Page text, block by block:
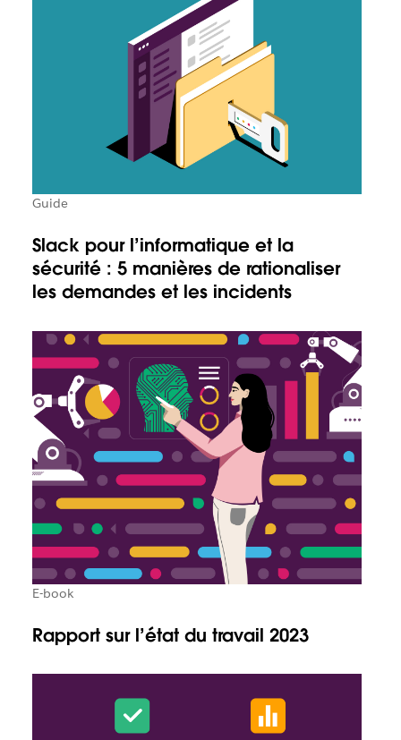
Guide
Slack pour l’informatique et la
sécurité : 5 manières de rationaliser
les demandes et les incidents
E-book
Rapport sur l’état du travail 2023